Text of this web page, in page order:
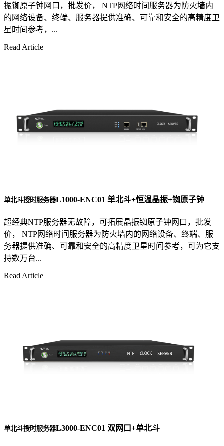
振铷原子钟网口，批发价， NTP网络时间服务器为防火墙内
的网络设备、终端、服务器提供准确、可靠和安全的高精度卫
星时间参考，...
Read Article
单北斗授时服务器L1000-ENC01 单北斗+恒温晶振+铷原子钟
超经典NTP服务器无故障，可拓展晶振铷原子钟网口，批发
价， NTP网络时间服务器为防火墙内的网络设备、终端、服
务器提供准确、可靠和安全的高精度卫星时间参考，可为它支
持数万台...
Read Article
单北斗授时服务器L3000-ENC01 双网口+单北斗